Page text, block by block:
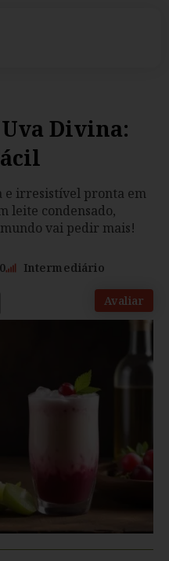
Divina:
e irresistível pronta em
leite condensado,
vai pedir mais!
Intermediário
Avaliar